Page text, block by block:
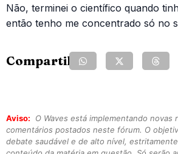
Não, terminei o científico quando
então tenho me concentrado só no
Compartilhe:
Aviso:
O Waves está implementando novas
comentários postados neste fórum. O
debate saudável e de alto nível,